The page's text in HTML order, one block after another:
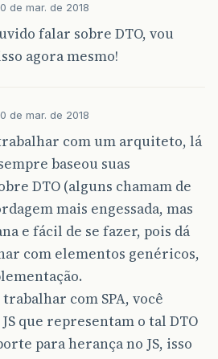
de mar. de 2018
falar sobre DTO, vou
agora mesmo!
de mar. de 2018
com um arquiteto, lá
baseou suas
DTO (alguns chamam de
mais engessada, mas
e fácil de se fazer, pois dá
com elementos genéricos,
com SPA, você
que representam o tal DTO
para herança no JS, isso